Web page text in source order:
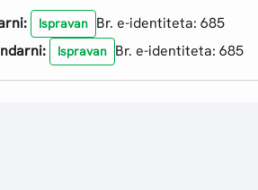
Ispravan Br. e-identiteta: 685
Ispravan Br. e-identiteta: 685